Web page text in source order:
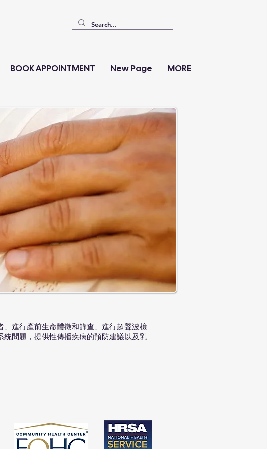
BOOK APPOINTMENT New Page MORE
進行產前生命體徵和篩查、進行超聲波檢
問題，提供性傳播疾病的預防建議以及乳